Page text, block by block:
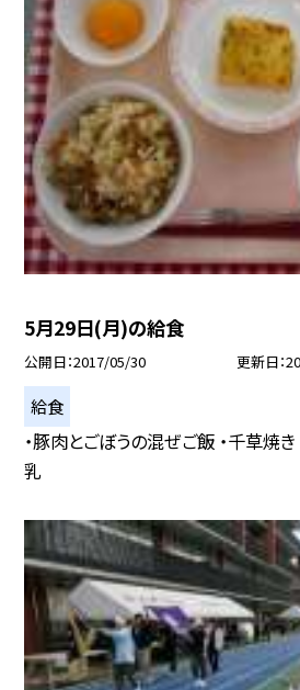
5月29日(月)の給食
公開日 2017/05/30 更新日
給食
・豚肉とごぼうの混ぜご飯 ・千草焼き
乳